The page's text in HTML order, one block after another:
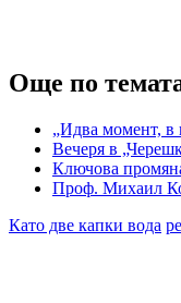
Още по
„Идва момент, в
Вечеря в
Ключова
Проф. Михаил
Като две капки вода